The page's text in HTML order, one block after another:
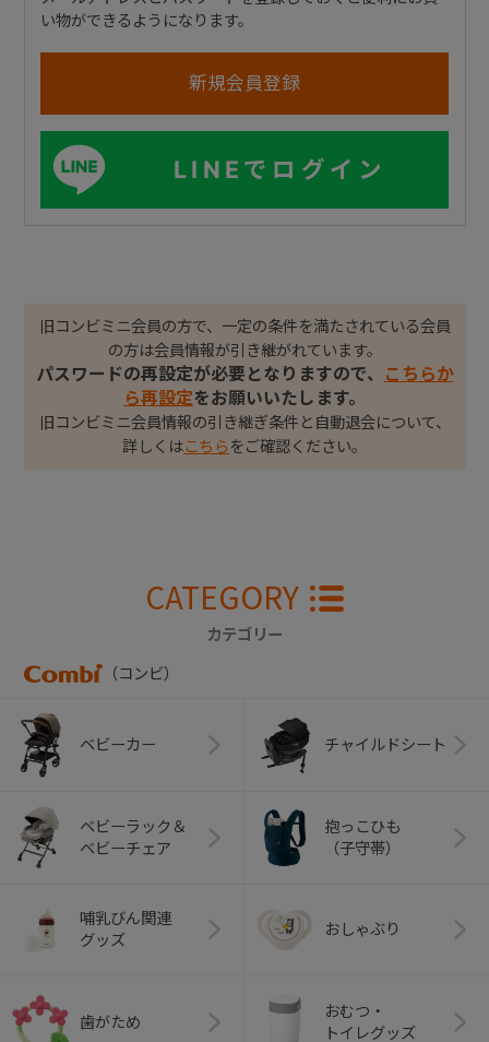
い物ができるようになります。
LINEでログイン
旧コンビミニ会員の方で、一定の条件を満たされている会員
の方は会員情報が引き継がれています。
パスワードの再設定が必要となりますので、
こちらか
ら再設定をお願いいたします。
旧コンビミニ会員情報の引き継ぎ条件と自動退会について、
詳しくはこちら をご確認ください。
CATEGORY
カテゴリー
（コンビ）
ベビーカー チャイルドシート
ベビーラック＆
ベビーチェア
抱っこひも
（子守帯）
哺乳びん関連
グッズ
おしゃぶり
歯がため
おむつ・
トイレグッズ